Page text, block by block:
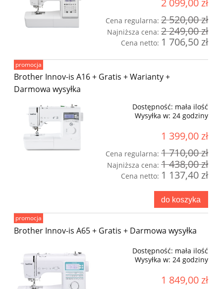
2 099,00 zł
Cena regularna: 2 520,00 zł
Najniższa cena: 2 249,00 zł
Cena netto: 1 706,50 zł
Brother Innov-is A16 + Gratis + Warianty +
Darmowa wysyłka
Dostępność: mała ilość
Wysyłka w: 24 godziny
1 399,00 zł
Cena regularna: 1 710,00 zł
Najniższa cena: 1 438,00 zł
Cena netto: 1 137,40 zł
do koszyka
promocja
Brother Innov-is A65 + Gratis + Darmowa wysyłka
Dostępność: mała ilość
Wysyłka w: 24 godziny
1 849,00 zł
promocja